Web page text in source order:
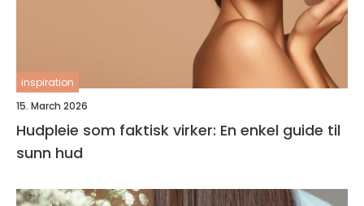
inspiration
15. March 2026
Hudpleie som faktisk virker: En enkel guide til
sunn hud